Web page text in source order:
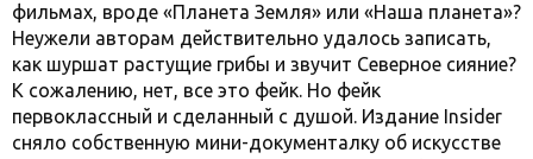
фильмах, вроде «Планета Земля» или «Наша планета»?
Неужели авторам действительно удалось записать,
как шуршат растущие грибы и звучит Северное сияние?
К сожалению, нет, все это фейк. Но фейк
первоклассный и сделанный с душой. Издание Insider
сняло собственную мини-документалку об искусстве